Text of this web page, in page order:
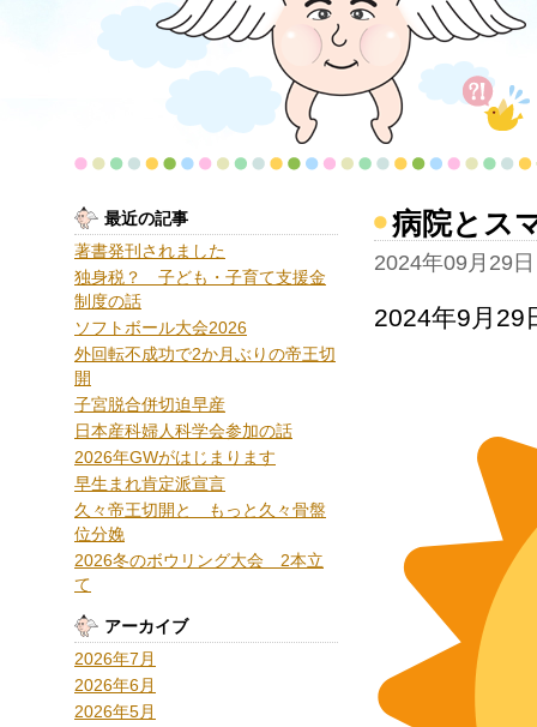
最近の記事
著書発刊されました
独身税？ 子ども・子育て支援金
制度の話
ソフトボール大会2026
外回転不成功で2か月ぶりの帝王切
開
子宮脱合併切迫早産
日本産科婦人科学会参加の話
2026年GWがはじまります
早生まれ肯定派宣言
久々帝王切開と もっと久々骨盤
位分娩
2026冬のボウリング大会 2本立
て
アーカイブ
2026年7月
2026年6月
2026年5月
病院とス
2024年09月29
2024年9月